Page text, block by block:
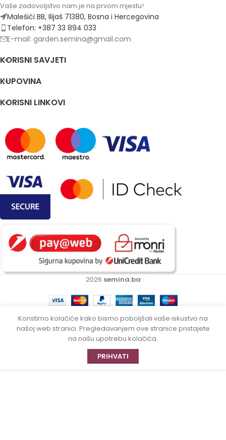
Vaše zadovoljstvo nam je na prvom mjestu!
Malešići BB, Ilijaš 71380, Bosna i Hercegovina
Telefon: +387 33 894 033
E-mail: garden.semina@gmail.com
KORISNI SAVJETI
KUPOVINA
KORISNI LINKOVI
2026 semina.ba
Koristimo kolačiće kako bismo poboljšali vaše iskustvo na
našoj web stranici. Pregledavanjem ove stranice pristajete
na našu upotrebu kolačića.
PRIHVATI